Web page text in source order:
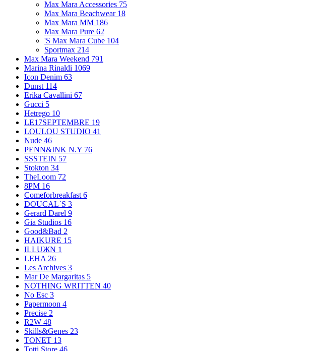
Max Mara Accessories 75
Max Mara Beachwear 18
Max Mara MM 186
Max Mara Pure 62
'S Max Mara Cube 104
Sportmax 214
Max Mara Weekend 791
Marina Rinaldi 1069
Icon Denim 63
Dunst 114
Erika Cavallini 67
Gucci 5
Hetrego 10
LE17SEPTEMBRE 19
LOULOU STUDIO 41
Nude 46
PENN&INK N.Y 76
SSSTEIN 57
Stokton 34
TheLoom 72
8PM 16
Comeforbreakfast 6
DOUCAL`S 3
Gerard Darel 9
Gia Studios 16
Good&Bad 2
HAIKURE 15
ILLUЖN 1
LEHA 26
Les Archives 3
Mar De Margaritas 5
NOTHING WRITTEN 40
No Esc 3
Papermoon 4
Precise 2
R2W 48
Skills&Genes 23
TONET 13
Totti Store 46